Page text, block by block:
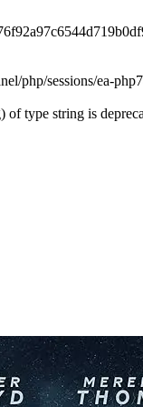
php/sessions/ea-
of type string is